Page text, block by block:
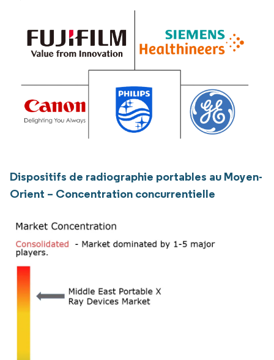
Dispositifs de radiographie portables au Moyen-
Orient – Concentration concurrentielle